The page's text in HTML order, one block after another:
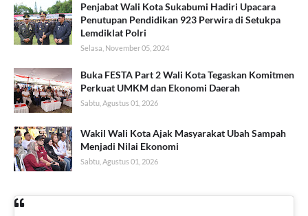
Penjabat Wali Kota Sukabumi Hadiri Upacara
Penutupan Pendidikan 923 Perwira di Setukpa
Lemdiklat Polri
Selasa, November 05, 2024
Buka FESTA Part 2 Wali Kota Tegaskan Komitmen
Perkuat UMKM dan Ekonomi Daerah
Sabtu, Agustus 01, 2026
Wakil Wali Kota Ajak Masyarakat Ubah Sampah
Menjadi Nilai Ekonomi
Sabtu, Agustus 01, 2026